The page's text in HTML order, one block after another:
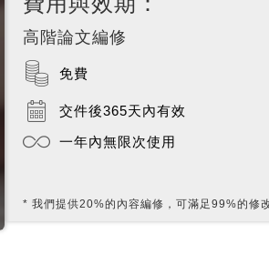
高階論文編修
免費
交件後365天內有效
一年內無限次使用
我們提供20%的內容編修，可滿足99%的修